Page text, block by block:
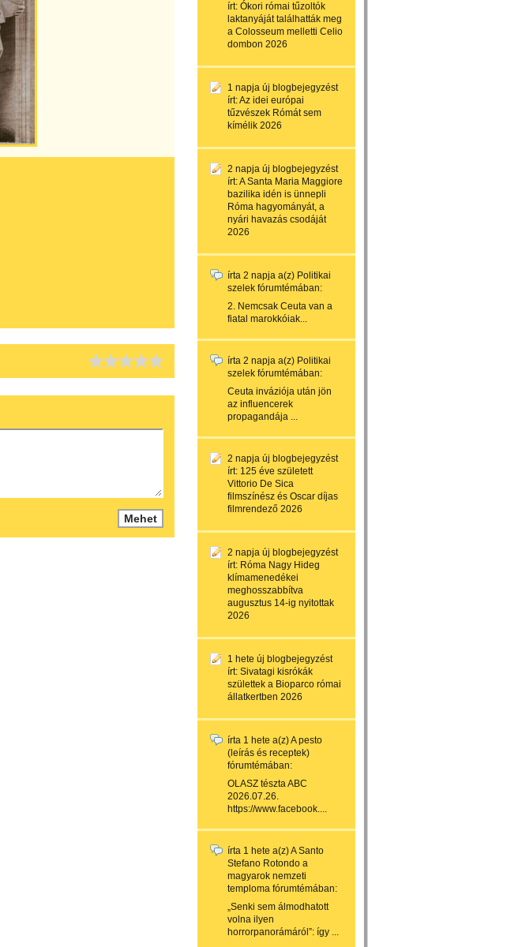
írt: Ókori római tűzoltók
laktanyáját találhatták meg
a Colosseum melletti Celio
dombon 2026
1 napja új blogbejegyzést
írt:Az idei európai
tűzvészek Rómát sem
kímélik 2026
2 napja új blogbejegyzést
írt:A Santa Maria Maggiore
bazilika idén is ünnepli
Róma hagyományát, a
nyári havazás csodáját
2026
írta 2 napja a(z) Politikai
szelek fórumtémában:
2. Nemcsak Ceuta van a
fiatal marokkóiak...
írta 2 napja a(z) Politikai
szelek fórumtémában:
Ceuta inváziója után jön
az influencerek
propagandája ...
2 napja új blogbejegyzést
írt: 125 éve született
Vittorio De Sica
filmszínész és Oscar díjas
filmrendező 2026
2 napja új blogbejegyzést
írt: Róma Nagy Hideg
klímamenedékei
meghosszabbítva
augusztus 14-ig nyitottak
2026
1 hete új blogbejegyzést
írt: Sivatagi kisrókák
születtek a Bioparco római
állatkertben 2026
írta 1 hete a(z)A pesto
(leírás és receptek)
fórumtémában:
OLASZ tészta ABC
2026.07.26.
https://www.facebook....
írta 1 hete a(z)A Santo
Stefano Rotondo a
magyarok nemzeti
temploma fórumtémában:
„Senki sem álmodhatott
volna ilyen
horrorpanorámáról”: így ...